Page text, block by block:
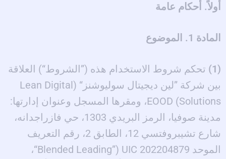
أولاً. أحكام عامة
المادة 1. الموضوع
(1)
تحكم شروط الاستخدام هذه (”الشروط“) العلاقة
بين شركة ”لين ديجيتال سوليوشنز“ (Lean Digital
Solutions) EOOD، ومقرها المسجل وعنوان إدارتها:
مدينة صوفيا، الرمز البريدي 1303، حي فازراجدانه،
شارع تشيبروفتسي 12، الطابق 2، رقم التعريف
الموحد UIC 202204879 (”Blended Leading“،